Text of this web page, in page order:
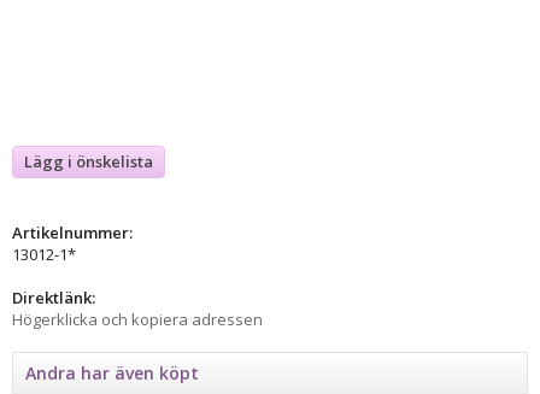
Lägg i önskelista
Artikelnummer:
13012-1*
Direktlänk:
Högerklicka och kopiera adressen
Andra har även köpt